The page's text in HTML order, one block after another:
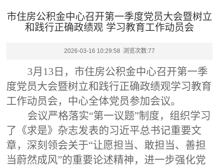
市住房公积金中心召开第一季度党员大会暨树立
和践行正确政绩观 学习教育工作动员会
2026-03-16 10:29:58 浏览次数:77
3月13日，市住房公积金中心召开第一季
度党员大会暨树立和践行正确政绩观学习教育
工作动员会，中心全体党员参加会议。
会议严格落实“第一议题”制度，组织学习
了《求是》杂志发表的习近平总书记重要文
章，深刻领会关于“让愿担当、敢担当、善担
当蔚然成风”的重要论述精神，进一步强化党